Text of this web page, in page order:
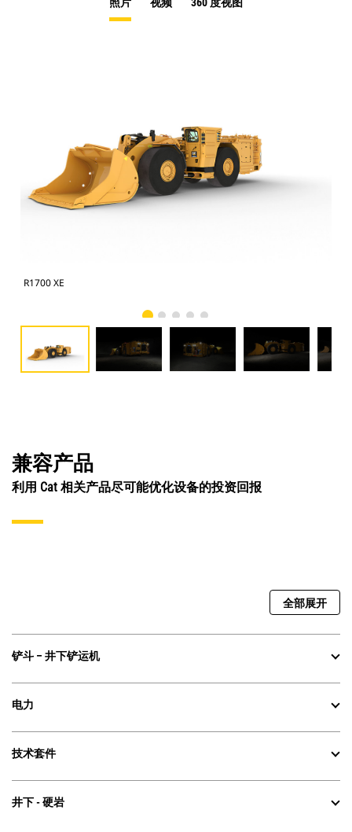
照片 视频 360 度视图
R1700 XE
兼容产品
利用 Cat 相关产品尽可能优化设备的投资回报
全部展开
铲斗 – 井下铲运机
电力
技术套件
井下 - 硬岩